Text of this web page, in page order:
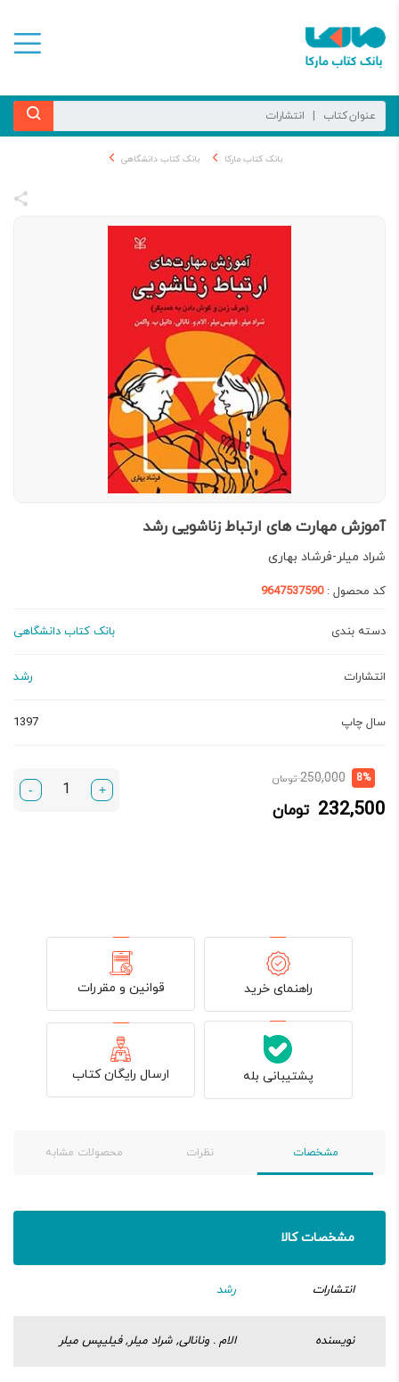
بانک کتاب مارکا بانک کتاب دانشگاهی
آموزش مهارت های ارتباط زناشویی رشد
شراد میلر-فرشاد بهاری
کد محصول :9647537590
دسته بندی بانک کتاب دانشگاهی
انتشارات رشد
سال چاپ 1397
8%
250,000 تومانقیمت
232,500 تومان
قیمت
232,500 تومان.
+
-
راهنمای خرید قوانین و مقررات
پشتیبانی بله ارسال رایگان کتاب
مشخصات نظرات محصولات مشابه
مشخصات کالا
انتشارات رشد
نویسنده الام . ونانالی, شراد میلر, فیلیپس میلر